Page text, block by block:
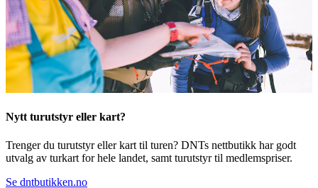
Nytt turutstyr eller kart?
Trenger du turutstyr eller kart til turen? DNTs nettbutikk har godt
utvalg av turkart for hele landet, samt turutstyr til medlemspriser.
Se dntbutikken.no